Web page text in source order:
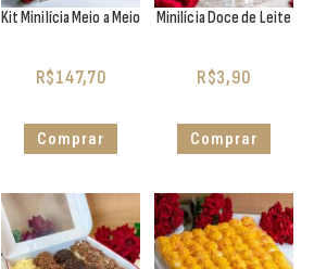
Kit Minilícia Meio a Meio
R$147,70
Comprar
Minilícia Doce de Leite
R$3,90
Comprar